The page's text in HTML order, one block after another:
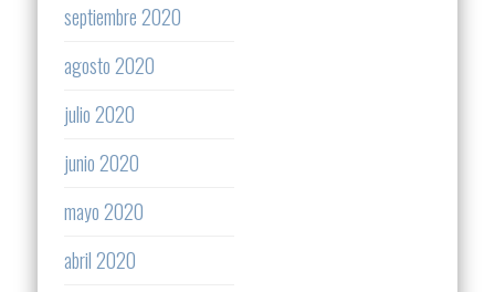
septiembre 2020
agosto 2020
julio 2020
junio 2020
mayo 2020
abril 2020